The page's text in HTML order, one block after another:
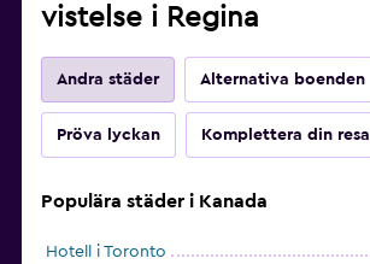
vistelse i Regina
Andra städer Alternativa boenden
Pröva lyckan Komplettera din resa
Populära städer i Kanada
Hotell i Toronto